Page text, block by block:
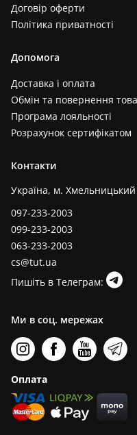
Договір оферти
Політика приватності
Допомога
Доставка і оплата
Обмін та повернення
Програма лояльності
Розрахунок сертифікатом
Контакти
Україна, м. Хмельницький
097-233-2003
099-233-2003
063-233-2003
cs@tut.ua
Пишіть в Телеграм:
Ми в соц. мережах
Оплата